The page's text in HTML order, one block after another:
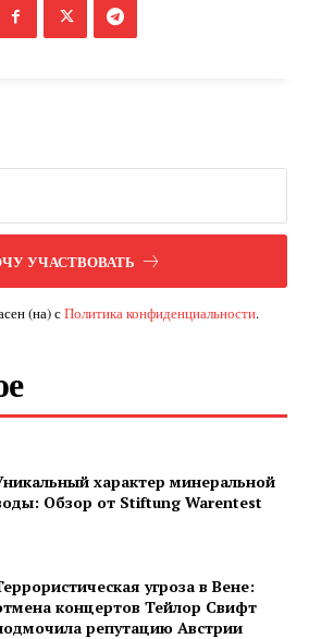
УЧАСТВОВАТЬ
(на) сПолитика конфиденциальности.
характер минеральной
Обзор от Stiftung Warentest
угроза в Вене:
концертов Тейлор Свифт
репутацию Австрии